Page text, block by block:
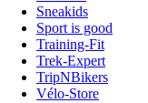
Sneakids
Sport is good
Training-Fit
Trek-Expert
TripNBikers
Vélo-Store